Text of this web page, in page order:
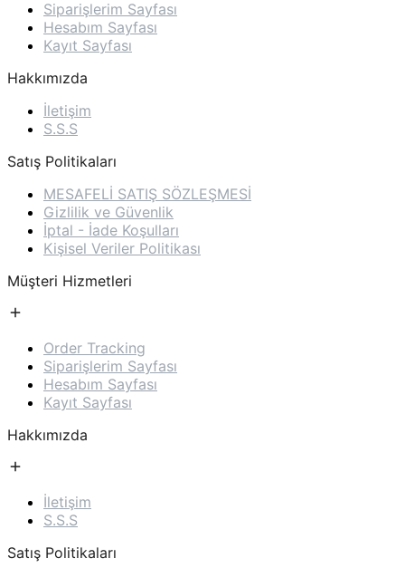
Siparişlerim Sayfası
Hesabım Sayfası
Kayıt Sayfası
Hakkımızda
İletişim
S.S.S
Satış Politikaları
MESAFELİ SATIŞ SÖZLEŞMESİ
Gizlilik ve Güvenlik
İptal - İade Koşulları
Kişisel Veriler Politikası
Müşteri Hizmetleri
Order Tracking
Siparişlerim Sayfası
Hesabım Sayfası
Kayıt Sayfası
Hakkımızda
İletişim
S.S.S
Satış Politikaları